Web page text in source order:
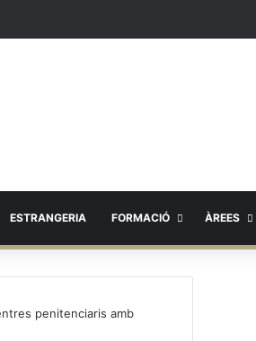
ESTRANGERIA FORMACIÓ ÀREES
penitenciaris amb